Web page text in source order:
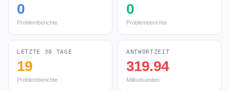
0
Problemberichte
0
Problemberichte
LETZTE 30 TAGE
19
Problemberichte
ANTWORTZEIT
319.94
Millisekunden